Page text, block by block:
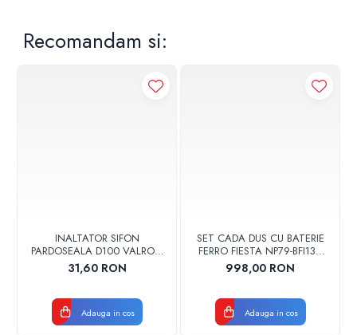
Recomandam si:
INALTATOR SIFON
PARDOSEALA D100 VALROM
17001900004
31,60 RON
Adauga in cos
SET CADA DUS CU BATERIE
FERRO FIESTA NP79-BFI13U
CROM
998,00 RON
Adauga in cos